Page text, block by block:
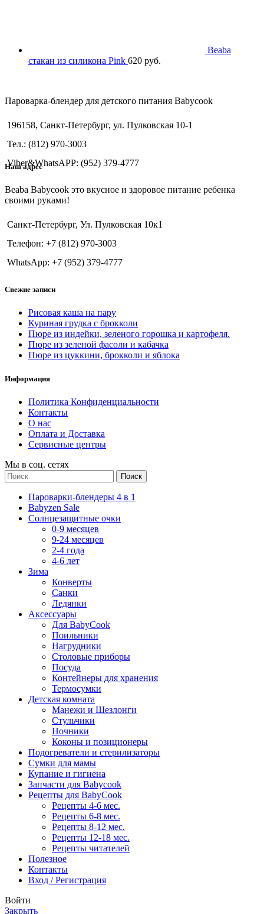
Beaba
стакан из силикона Pink 620 руб.
Пароварка-блендер для детского питания Babycook
196158, Санкт-Петербург, ул. Пулковская 10-1
Тел.: (812) 970-3003
Viber&WhatsAPP: (952) 379-4777
Наш адрес
Beaba Babycook это вкусное и здоровое питание ребенка
своими руками!
Санкт-Петербург, Ул. Пулковская 10к1
Телефон: +7 (812) 970-3003
WhatsApp: +7 (952) 379-4777
Свежие записи
Рисовая каша на пару
Куриная грудка с брокколи
Пюре из индейки, зеленого горошка и картофеля.
Пюре из зеленой фасоли и кабачка
Пюре из цуккини, брокколи и яблока
Информация
Политика Конфиденциальности
Контакты
О нас
Оплата и Доставка
Сервисные центры
Мы в соц. сетях
Поиск
Пароварки-блендеры 4 в 1
Babyzen Sale
Солнцезащитные очки
0-9 месяцев
9-24 месяцев
2-4 года
4-6 лет
Зима
Конверты
Санки
Ледянки
Аксессуары
Для BabyCook
Поильники
Нагрудники
Столовые приборы
Посуда
Контейнеры для хранения
Термосумки
Детская комната
Манежи и Шезлонги
Стульчики
Ночники
Коконы и позиционеры
Подогреватели и стерилизаторы
Сумки для мамы
Купание и гигиена
Запчасти для Babycook
Рецепты для BabyCook
Рецепты 4-6 мес.
Рецепты 6-8 мес.
Рецепты 8-12 мес.
Рецепты 12-18 мес.
Рецепты читателей
Полезное
Контакты
Вход / Регистрация
Войти
Закрыть